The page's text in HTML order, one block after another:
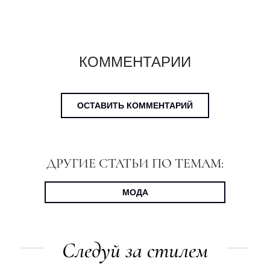
КОММЕНТАРИИ
ОСТАВИТЬ КОММЕНТАРИЙ
ДРУГИЕ СТАТЬИ ПО ТЕМАМ:
МОДА
Следуй за стилем